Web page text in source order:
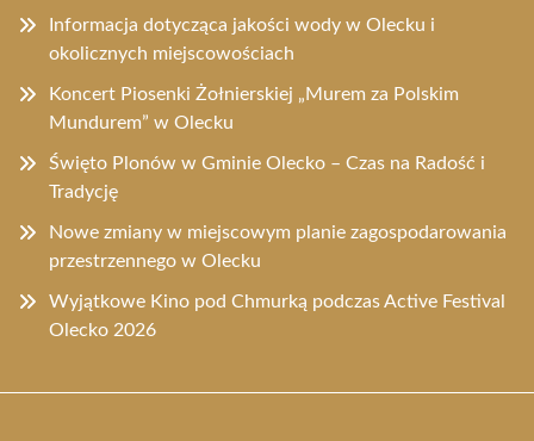
Informacja dotycząca jakości wody w Olecku i
okolicznych miejscowościach
Koncert Piosenki Żołnierskiej „Murem za Polskim
Mundurem” w Olecku
Święto Plonów w Gminie Olecko – Czas na Radość i
Tradycję
Nowe zmiany w miejscowym planie zagospodarowania
przestrzennego w Olecku
Wyjątkowe Kino pod Chmurką podczas Active Festival
Olecko 2026